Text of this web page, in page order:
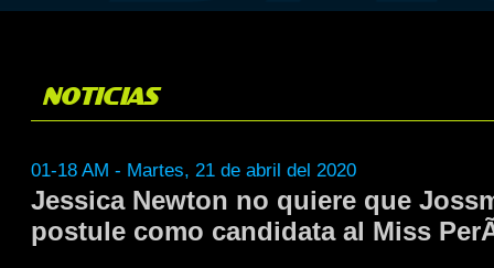
NOTICIAS
01-18 AM - Martes, 21 de abril del 2020
Jessica Newton no quiere que
postule como candidata al Miss